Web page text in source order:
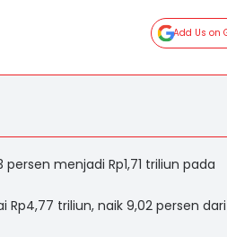
Add Us on
menjadi Rp1,71 triliun pada
triliun, naik 9,02 persen dari